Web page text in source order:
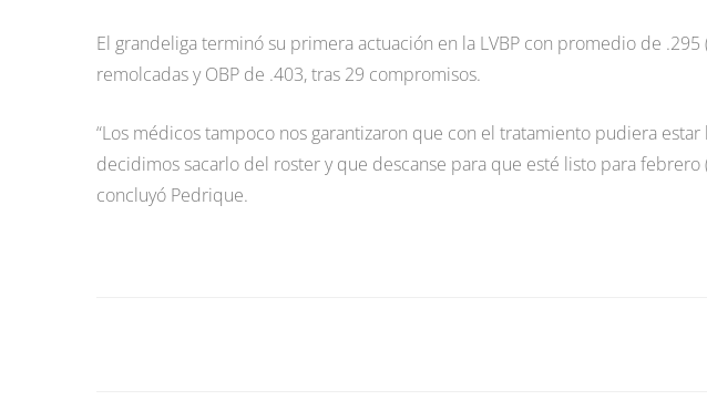
El grandeliga terminó su primera actuación en la LVBP con promedio de
remolcadas y OBP de .403, tras 29 compromisos.
“Los médicos tampoco nos garantizaron que con el tratamiento pudiera
decidimos sacarlo del roster y que descanse para que esté listo para febrero
concluyó Pedrique.